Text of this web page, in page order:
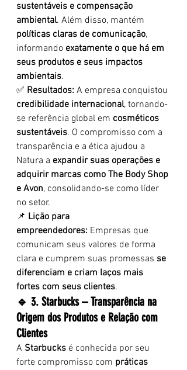
sustentáveis e compensação
ambiental. Além disso, mantém
políticas claras de comunicação,
informando exatamente o que há em
seus produtos e seus impactos
ambientais.
✅ Resultados: A empresa conquistou
credibilidade internacional, tornando-
se referência global em cosméticos
sustentáveis. O compromisso com a
transparência e a ética ajudou a
Natura a expandir suas operações e
adquirir marcas como The Body Shop
e Avon, consolidando-se como líder
no setor.
📌 Lição para
empreendedores: Empresas que
comunicam seus valores de forma
clara e cumprem suas promessas se
diferenciam e criam laços mais
fortes com seus clientes.
🔹 3. Starbucks – Transparência na
Origem dos Produtos e Relação com
Clientes
A Starbucks é conhecida por seu
forte compromisso com práticas